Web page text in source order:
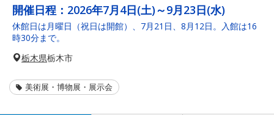
開催日程： 2026年7月4日(土)～9月23日(水)
休館日は月曜日（祝日は開館）、7月21日、8月12日。入館は16
時30分まで。
栃木県栃木市
美術展・博物展・展示会